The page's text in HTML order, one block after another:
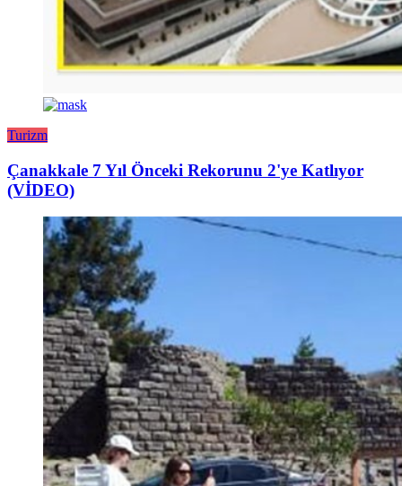
Turizm
Çanakkale 7 Yıl Önceki Rekorunu 2'ye Katlıyor
(VİDEO)